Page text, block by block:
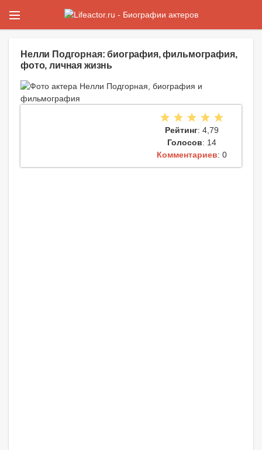
Нелли Подгорная: биография, фильмография,
фото, личная жизнь
Рейтинг: 4,79
Голосов: 14
Комментариев: 0